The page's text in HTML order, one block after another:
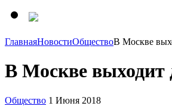
ГлавнаяНовостиОбществоВ Москве
В Москве выходит
Общество 1 Июня 2018